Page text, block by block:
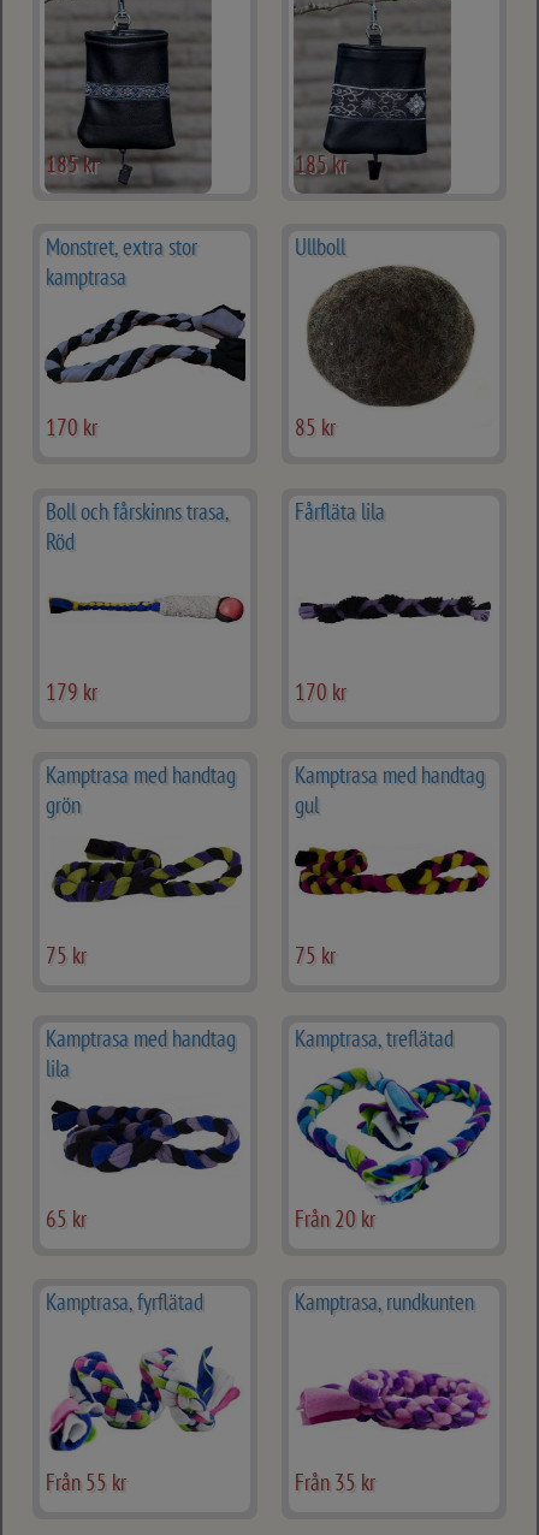
185 kr 185 kr
Monstret, extra stor
kamptrasa
170 kr
Ullboll
85 kr
Boll och fårskinns trasa,
Röd
179 kr
Fårfläta lila
170 kr
Kamptrasa med handtag
grön
75 kr
Kamptrasa med handtag
gul
75 kr
Kamptrasa med handtag
lila
65 kr
Kamptrasa, treflätad
Från 20 kr
Kamptrasa, fyrflätad
Från 55 kr
Kamptrasa, rundkunten
Från 35 kr